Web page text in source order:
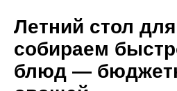
Летний стол
собираем
блюд —